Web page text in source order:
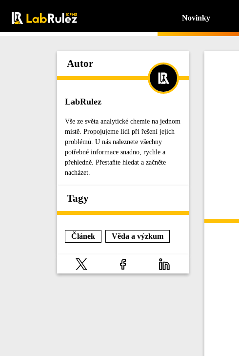
Novinky
Autor
LabRulez
Vše ze světa analytické chemie na jednom
místě. Propojujeme lidi při řešení jejich
problémů. U nás naleznete všechny
potřebné informace snadno, rychle a
přehledně. Přestaňte hledat a začněte
nacházet.
Tagy
Článek Věda a výzkum